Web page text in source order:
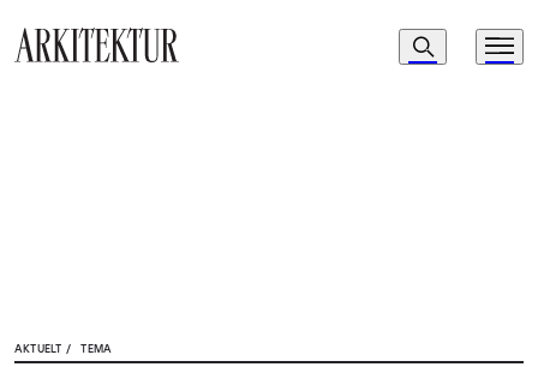
Navigasjon
Søk Meny
AKTUELT / TEMA